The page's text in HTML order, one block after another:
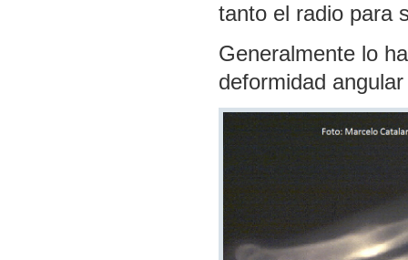
tanto el radio para
Generalmente lo
deformidad